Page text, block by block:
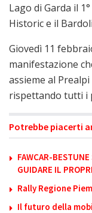
Lago di Garda il
Historic e il
Giovedì 11
manifestazione
assieme al
rispettando tutti i
Potrebbe piacerti
FAWCAR-
GUIDARE IL
Rally Regione
Il futuro della